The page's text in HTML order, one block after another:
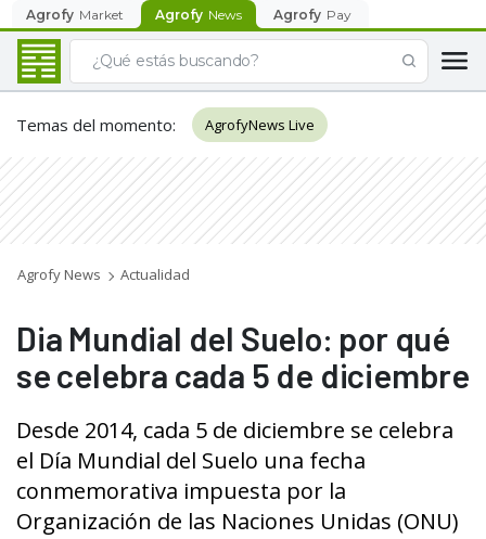
Agrofy Market Agrofy News Agrofy Pay
Temas del momento: AgrofyNews Live
Agrofy News Actualidad
Dia Mundial del Suelo: por qué
se celebra cada 5 de diciembre
Desde 2014, cada 5 de diciembre se celebra
el Día Mundial del Suelo una fecha
conmemorativa impuesta por la
Organización de las Naciones Unidas (ONU)